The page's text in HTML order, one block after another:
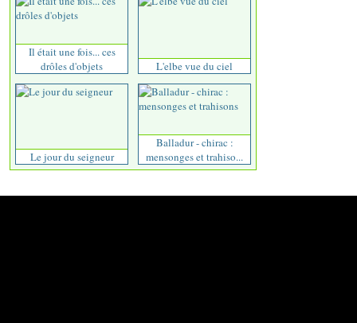
Il était une fois... ces
drôles d'objets
L'elbe vue du ciel
Le jour du seigneur
Balladur - chirac :
mensonges et trahiso...